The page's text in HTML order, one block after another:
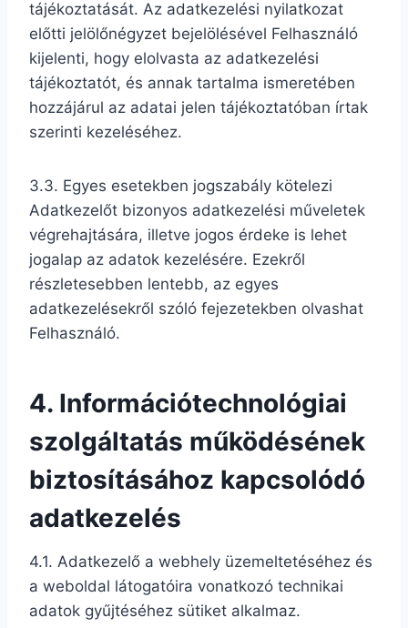
tájékoztatását. Az adatkezelési nyilatkozat
előtti jelölőnégyzet bejelölésével Felhasználó
kijelenti, hogy elolvasta az adatkezelési
tájékoztatót, és annak tartalma ismeretében
hozzájárul az adatai jelen tájékoztatóban írtak
szerinti kezeléséhez.
3.3. Egyes esetekben jogszabály kötelezi
Adatkezelőt bizonyos adatkezelési műveletek
végrehajtására, illetve jogos érdeke is lehet
jogalap az adatok kezelésére. Ezekről
részletesebben lentebb, az egyes
adatkezelésekről szóló fejezetekben olvashat
Felhasználó.
4. Információtechnológiai
szolgáltatás működésének
biztosításához kapcsolódó
adatkezelés
4.1. Adatkezelő a webhely üzemeltetéséhez és
a weboldal látogatóira vonatkozó technikai
adatok gyűjtéséhez sütiket alkalmaz.